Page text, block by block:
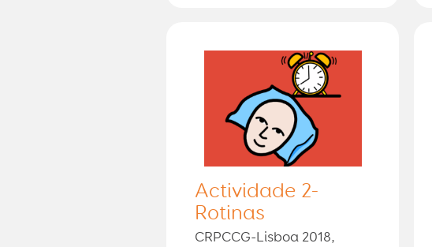
Actividade 2-
Rotinas
CRPCCG-Lisboa 2018,